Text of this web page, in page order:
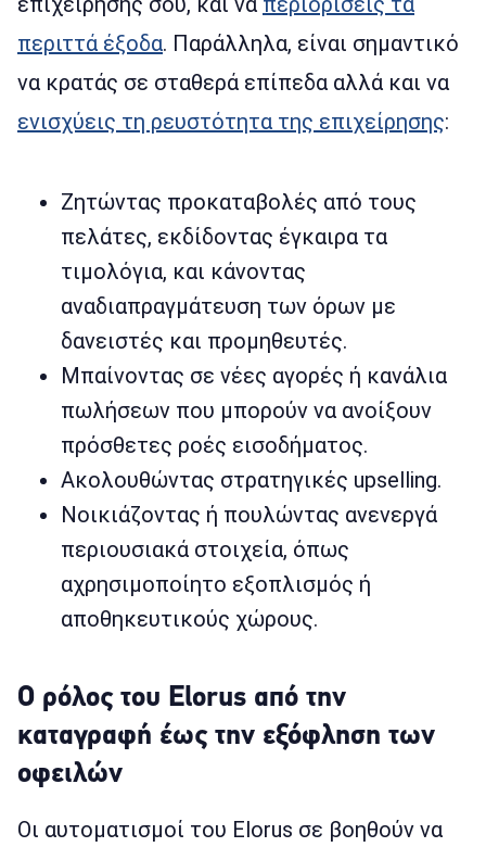
περιττά έξοδα. Παράλληλα, είναι σημαντικό
να κρατάς σε σταθερά επίπεδα αλλά και να
ενισχύεις τη ρευστότητα της επιχείρησης:
Ζητώντας προκαταβολές από τους
πελάτες, εκδίδοντας έγκαιρα τα
τιμολόγια, και κάνοντας
αναδιαπραγμάτευση των όρων με
δανειστές και προμηθευτές.
Μπαίνοντας σε νέες αγορές ή κανάλια
πωλήσεων που μπορούν να ανοίξουν
πρόσθετες ροές εισοδήματος.
Ακολουθώντας στρατηγικές upselling.
Νοικιάζοντας ή πουλώντας ανενεργά
περιουσιακά στοιχεία, όπως
αχρησιμοποίητο εξοπλισμός ή
αποθηκευτικούς χώρους.
Ο ρόλος του Elorus από την
καταγραφή έως την εξόφληση των
οφειλών
Οι αυτοματισμοί του Elorus σε βοηθούν να